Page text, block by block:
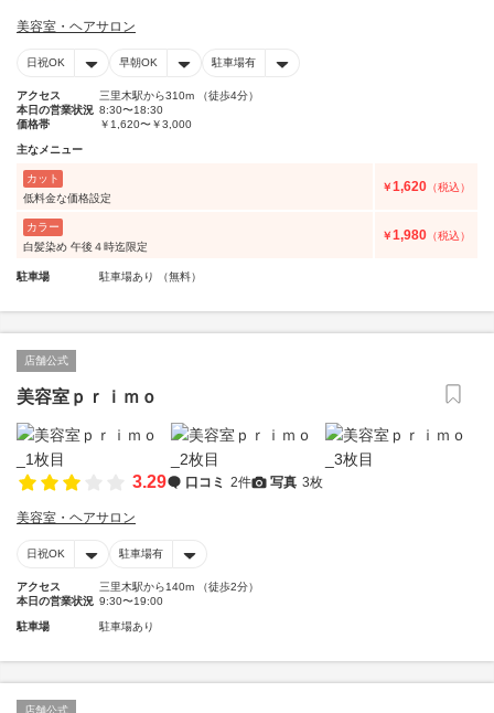
美容室・ヘアサロン
日祝OK 早朝OK 駐車場有
アクセス
三里木駅から310m （徒歩4分）
本日の営業状況 8:30〜18:30
価格帯
￥1,620〜￥3,000
主なメニュー
カット
低料金な価格設定
￥1,620 （税込）
カラー
白髪染め 午後４時迄限定
￥1,980 （税込）
駐車場 駐車場あり （無料）
店舗公式
美容室ｐｒｉｍｏ
3.29 口コミ 2件 写真 3枚
美容室・ヘアサロン
日祝OK 駐車場有
アクセス
三里木駅から140m （徒歩2分）
本日の営業状況 9:30〜19:00
駐車場 駐車場あり
店舗公式